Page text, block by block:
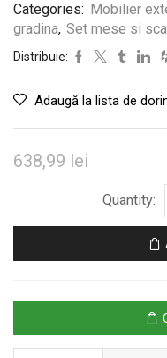
Categories: Mobilier
gradina, Set mese si
Distribuie:
Adaugă la lista de
638,99 lei